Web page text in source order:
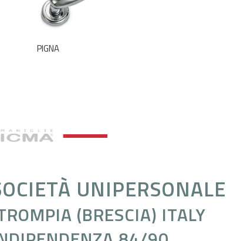
PIGNA
UNIPERSONALE
(BRESCIA) ITALY